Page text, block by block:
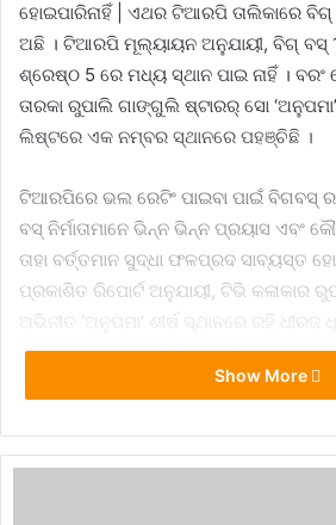
ହୋଇପାରିନାହିଁ | ଏଥର ଟିଆରପି ତାଲିକାରେ
ଅଛି । ଟିଆରପି ମୂଲ୍ୟାୟନ ଅନୁଯାୟୀ, ବିଗ୍ ବସ୍
ଶ୍ରେଷ୍ଠ 5 ରେ ମଧ୍ୟ ସ୍ଥାନ ପାଇ ନାହିଁ । ବରଂ
ତାରକା ରୁପାଲି ଗାଙ୍ଗୁଲି ଷ୍ଟାରର୍ ସୋ
ଲିଷ୍ଟରେ ଏକ ନମ୍ବର ସ୍ଥାନରେ ପହଞ୍ଚିଛି ।
ଟିଆରପିରେ ଭଲ ରେଟିଂ ପାଇବା ପାଇଁ ବିଗବସ୍
ବସ୍ ନିର୍ମାତାମାନେ ଭିନ୍ନ ଭିନ୍ନ ପ୍ରୟାସ ଏବଂ
ତାହା ବର୍ତ୍ତମାନ ସୁଦ୍ଧା ଫଳପ୍ରଦ ସାବ୍ୟସ୍ତ
ପ୍ରକାଶିତ ରିପୋର୍ଟ ଅନୁଯାୟୀ, ଟିଭି କଳାକାର
ଅଭିନୀତ ‘ଅନୁପମା’ ଶୀର୍ଷ ସ୍ଥାନରେ ରହି
ଭାଗ୍ୟ’ କୁ ପଛରେ ପକାଇ ଦେଇଛି ।
ନମ୍ବରରେ ରହିଛି । ଦ୍ୱିତୀୟରେ ରହିଛି ‘କୁଣ୍ଡଲି
ସ୍ଥାନରେ ‘କୁମକୁମ ଭାଗ୍ୟ’ ଏବଂ ଚତୁର୍ଥ
Show More